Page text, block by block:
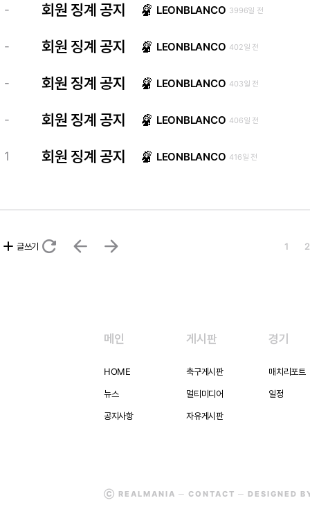
- 회원 징계 공지 LEONBLANCO 3996일 전
- 회원 징계 공지 LEONBLANCO 402일 전
- 회원 징계 공지 LEONBLANCO 403일 전
- 회원 징계 공지 LEONBLANCO 406일 전
1 회원 징계 공지 LEONBLANCO 416일 전
add 글쓰기 refresh arrow_back arrow_forward 1 2
메인
HOME
뉴스
공지사항
게시판
축구게시판
멀티미디어
자유게시판
경기
매치리포트
일정
Ⓒ REALMANIA ─ CONTACT ─ DESIGNED